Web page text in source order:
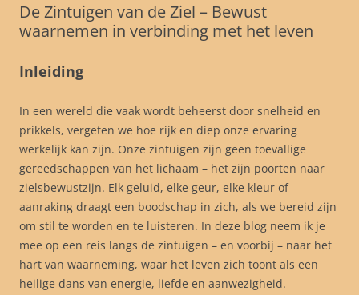
De Zintuigen van de Ziel – Bewust
waarnemen in verbinding met het leven
Inleiding
In een wereld die vaak wordt beheerst door snelheid en
prikkels, vergeten we hoe rijk en diep onze ervaring
werkelijk kan zijn. Onze zintuigen zijn geen toevallige
gereedschappen van het lichaam – het zijn poorten naar
zielsbewustzijn. Elk geluid, elke geur, elke kleur of
aanraking draagt een boodschap in zich, als we bereid zijn
om stil te worden en te luisteren. In deze blog neem ik je
mee op een reis langs de zintuigen – en voorbij – naar het
hart van waarneming, waar het leven zich toont als een
heilige dans van energie, liefde en aanwezigheid.